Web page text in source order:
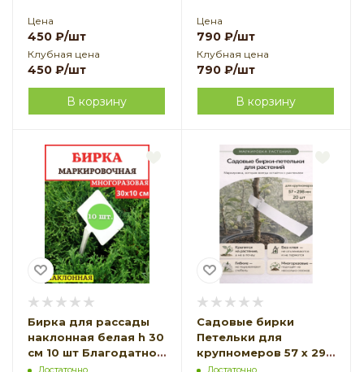
Цена
450 ₽/шт
Клубная цена
450 ₽/шт
В корзину
Цена
790 ₽/шт
Клубная цена
790 ₽/шт
В корзину
Бирка для рассады
наклонная белая h 30
см 10 шт Благодатное
земледелие
Достаточно
Садовые бирки
Петельки для
крупномеров 57 х 298
мм белая 20 шт
Достаточно